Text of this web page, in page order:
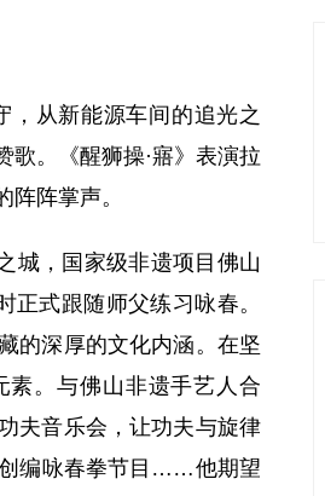
从新能源车间的追光之
歌。《醒狮操·寤》表演拉
阵掌声。
，国家级非遗项目佛山
式跟随师父练习咏春。
的深厚的文化内涵。在坚
素。与佛山非遗手艺人合
夫音乐会，让功夫与旋律
创编咏春拳节目……他期望